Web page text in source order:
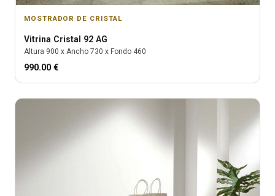
MOSTRADOR DE CRISTAL
Vitrina Cristal 92 AG
Altura 900 x Ancho 730 x Fondo 460
990.00 €